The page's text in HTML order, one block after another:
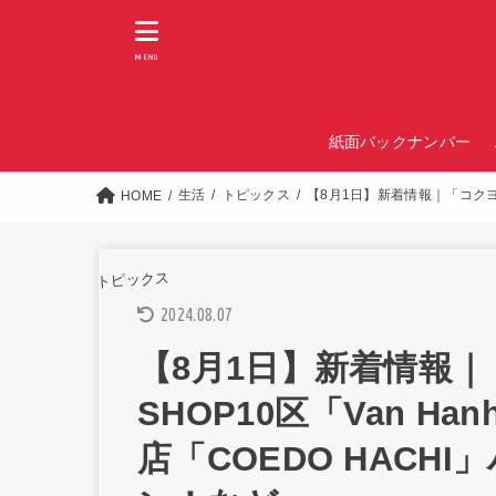
紙面バックナンバー
MENU
HOME 生活 トピックス 【8月1日】新着情報｜「コ
トピックス
2024.08.07
【8月1日】新着情報
SHOP10区「Van
店「COEDO HACHI